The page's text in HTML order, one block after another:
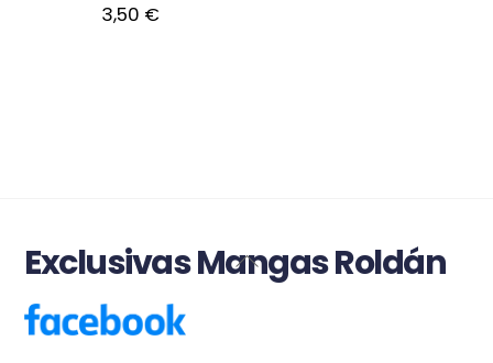
3,50 €
Back
Exclusivas Mangas Roldán